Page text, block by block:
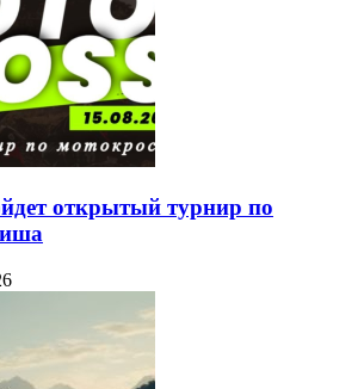
открытый турнир по